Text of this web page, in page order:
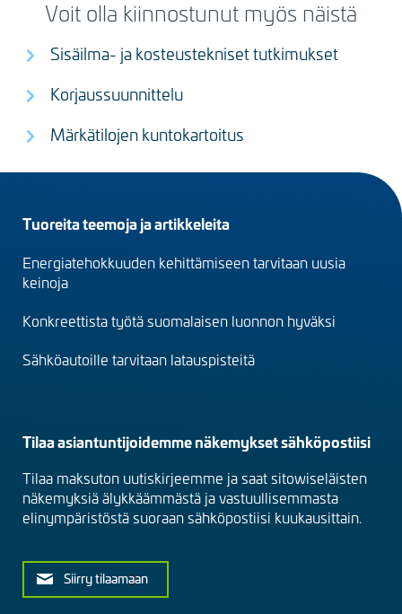
Voit olla kiinnostunut myös näistä
Sisäilma- ja kosteustekniset tutkimukset
Korjaussuunnittelu
Märkätilojen kuntokartoitus
Footer
menu
(fi)
Tuoreita teemoja ja artikkeleita
Energiatehokkuuden kehittämiseen tarvitaan uusia
keinoja
Konkreettista työtä suomalaisen luonnon hyväksi
Sähköautoille tarvitaan latauspisteitä
Tilaa asiantuntijoidemme näkemykset sähköpostiisi
Tilaa maksuton uutiskirjeemme ja saat sitowiseläisten
näkemyksiä älykkäämmästä ja vastuullisemmasta
elinympäristöstä suoraan sähköpostiisi kuukausittain.
Siirry tilaamaan